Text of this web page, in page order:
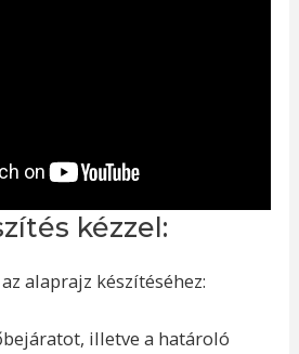
kézzel:
alaprajz készítéséhez:
illetve a határoló